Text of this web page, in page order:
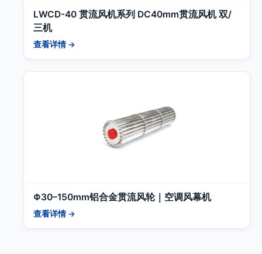
LWCD-40 贯流风机系列 DC40mm贯流风机 双/
三机
查看详情 →
Φ30–150mm铝合金贯流风轮｜空调风幕机
查看详情 →